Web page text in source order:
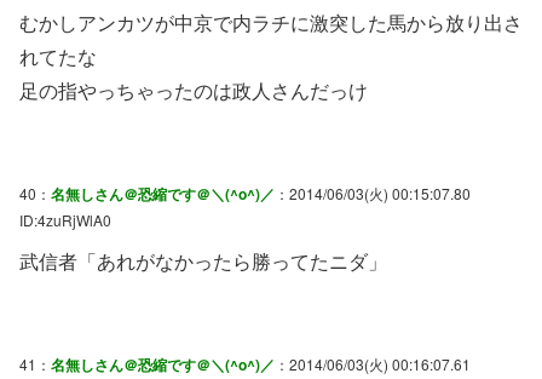
むかしアンカツが中京で内ラチに激突した馬から放り出さ
れてたな
足の指やっちゃったのは政人さんだっけ
40： 名無しさん＠恐縮です＠＼(^o^)／ ：2014/06/03(火) 00:15:07.80
ID:4zuRjWlA0
武信者「あれがなかったら勝ってたニダ」
41： 名無しさん＠恐縮です＠＼(^o^)／ ：2014/06/03(火) 00:16:07.61